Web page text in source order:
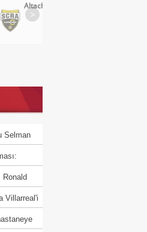
Altach-WSG Tirol
>
Selman
Ronald
Villarreal'i